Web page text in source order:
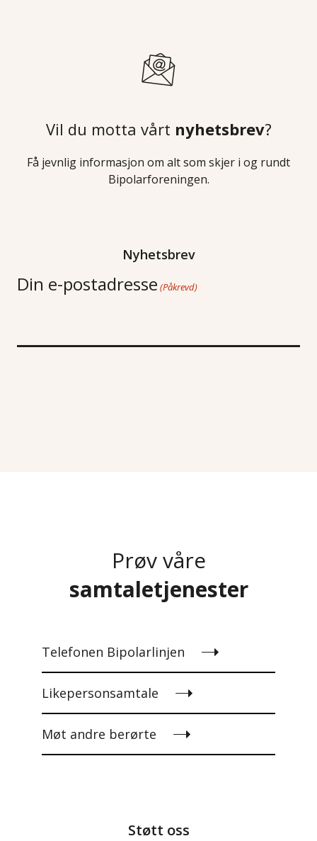
Vil du motta vårt nyhetsbrev?
Få jevnlig informasjon om alt som skjer i og rundt
Bipolarforeningen.
Nyhetsbrev
Din e-postadresse (Påkrevd)
Prøv våre
samtaletjenester
Telefonen Bipolarlinjen
Likepersonsamtale
Møt andre berørte
Støtt oss